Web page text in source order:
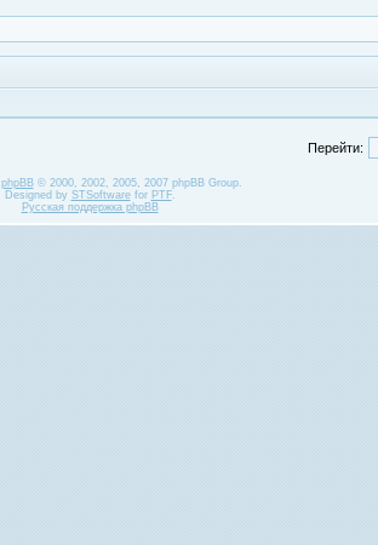
Перейти:
phpBB© 2000, 2002, 2005, 2007 phpBB Group.
Designed by STSoftwarefor PTF.
Русская поддержка phpBB